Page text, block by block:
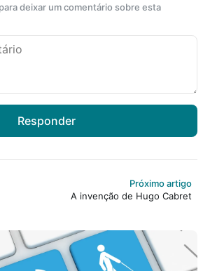
deixar um comentário sobre esta
Responder
Próximo artigo
A invenção de Hugo Cabret